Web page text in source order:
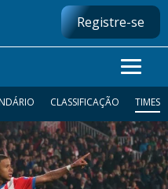
Registre-se
CLASSIFICAÇÃO TIMES